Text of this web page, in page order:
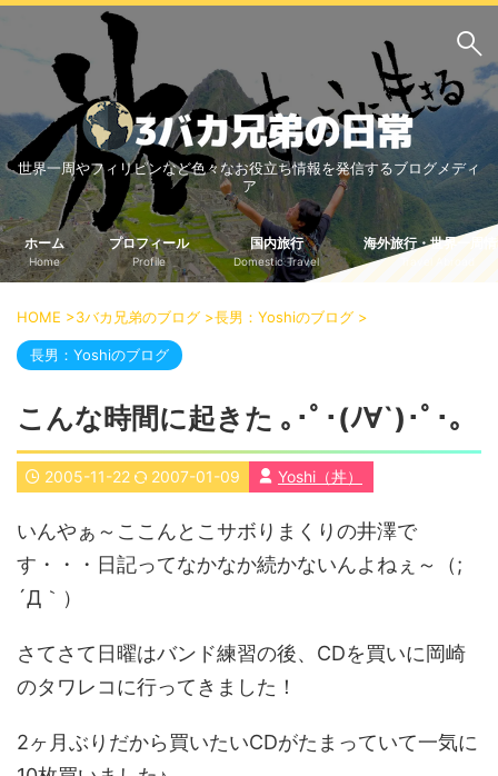
サイト内検索
3バカ兄弟のブログ
三男：増田っちのブロ
グ
次男：タクジのブログ
長男：Yoshiのブログ
ビジネス・ライフハック
車関係
国内旅行
中部
中国・四国
北海道・東北
関東
近畿
九州
世界一周ブログ
アフリカ
北・中南米
東南アジア
世界一周の準備
Web・ガジェット
世界一周やフィリピンなど色々なお役立ち情報を発信するブログメディ
ア
ホーム
Home
プロフィール
Profile
国内旅行
Domestic Travel
海外旅行・世界一周
HOME >3バカ兄弟のブログ >長男：Yoshiのブログ >
長男：Yoshiのブログ
こんな時間に起きた ｡･ﾟ･(ﾉ∀`)･ﾟ･｡
2005-11-22 2007-01-09 Yoshi（丼）
いんやぁ～ここんとこサボりまくりの井澤で
す・・・日記ってなかなか続かないんよねぇ～（;
´Д｀）
さてさて日曜はバンド練習の後、CDを買いに岡崎
のタワレコに行ってきました！
2ヶ月ぶりだから買いたいCDがたまっていて一気に